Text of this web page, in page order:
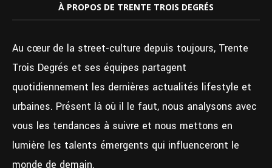
À PROPOS DE TRENTE TROIS DEGRÉS
Au cœur de la street-culture depuis toujours, Trente
Trois Degrés et ses équipes partagent
quotidiennement les dernières actualités lifestyle et
urbaines. Présent là où il le faut, nous analysons avec
vous les tendances à suivre et nous mettons en
lumière les talents émergents qui influenceront le
monde de demain.